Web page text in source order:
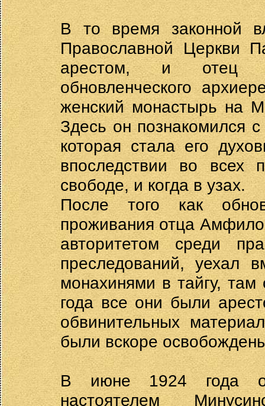
В то время законной
Православной Церкви
арестом, и отец
обновленческого
женский монастырь на
Здесь он познакомился
которая стала его
впоследствии во
свободе, и когда в узах.
После того как
проживания отца
авторитетом среди
преследований, уехал
монахинями в тайгу,
года все они были
обвинительных
были вскоре
В июне 1924 года
настоятелем